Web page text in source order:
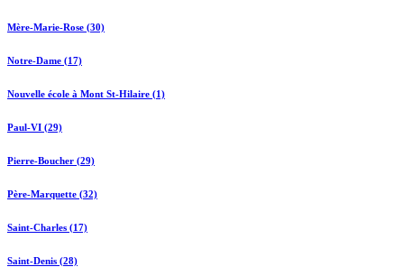
Mère-Marie-Rose (30)
Notre-Dame (17)
Nouvelle école à Mont St-Hilaire (1)
Paul-VI (29)
Pierre-Boucher (29)
Père-Marquette (32)
Saint-Charles (17)
Saint-Denis (28)